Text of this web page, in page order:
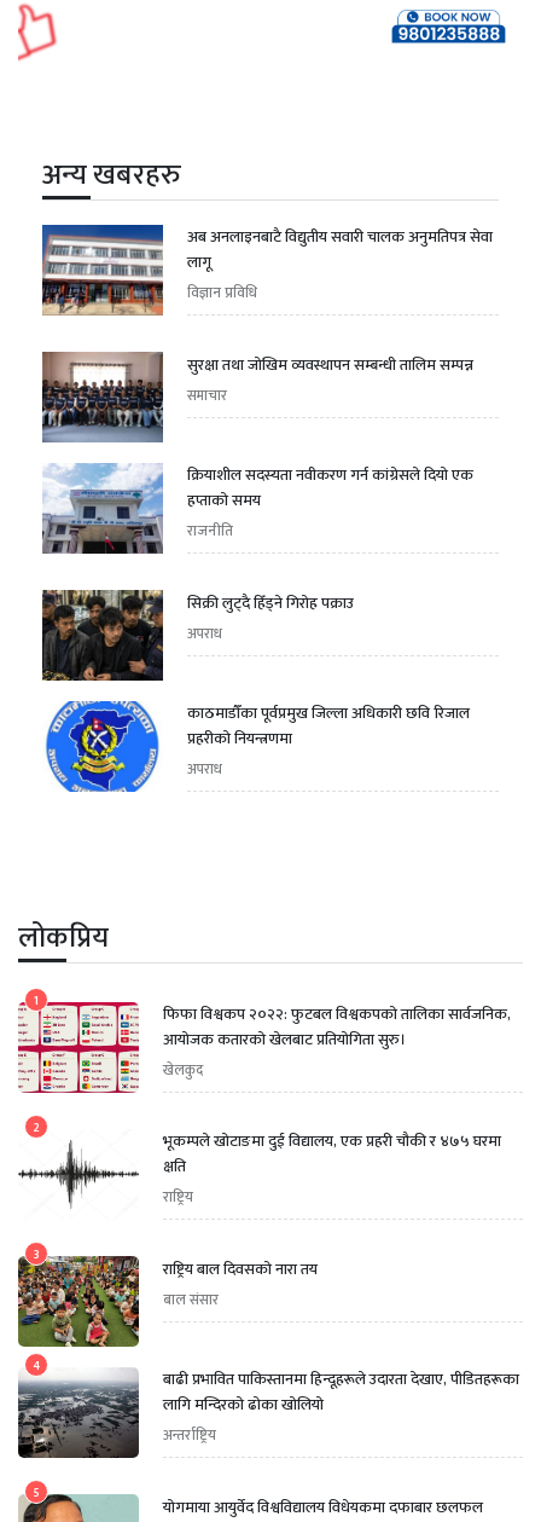
अन्य खबरहरु
अब अनलाइनबाटै विद्युतीय सवारी चालक अनुमतिपत्र सेवा
लागू
विज्ञान प्रविधि
सुरक्षा तथा जोखिम व्यवस्थापन सम्बन्धी तालिम सम्पन्न
समाचार
क्रियाशील सदस्यता नवीकरण गर्न कांग्रेसले दियो एक
हप्ताको समय
राजनीति
सिक्री लुट्दै हिँड्ने गिरोह पक्राउ
अपराध
काठमाडौँका पूर्वप्रमुख जिल्ला अधिकारी छवि रिजाल
प्रहरीको नियन्त्रणमा
अपराध
लोकप्रिय
1
फिफा विश्वकप २०२२: फुटबल विश्वकपको तालिका सार्वजनिक,
आयोजक कतारको खेलबाट प्रतियोगिता सुरु।
खेलकुद
2
भूकम्पले खोटाङमा दुई विद्यालय, एक प्रहरी चौकी र ४७५ घरमा
क्षति
राष्ट्रिय
3
राष्ट्रिय बाल दिवसको नारा तय
बाल संसार
4
बाढी प्रभावित पाकिस्तानमा हिन्दूहरूले उदारता देखाए, पीडितहरूका
लागि मन्दिरको ढोका खोलियो
अन्तर्राष्ट्रिय
5
योगमाया आयुर्वेद विश्वविद्यालय विधेयकमा दफाबार छलफल